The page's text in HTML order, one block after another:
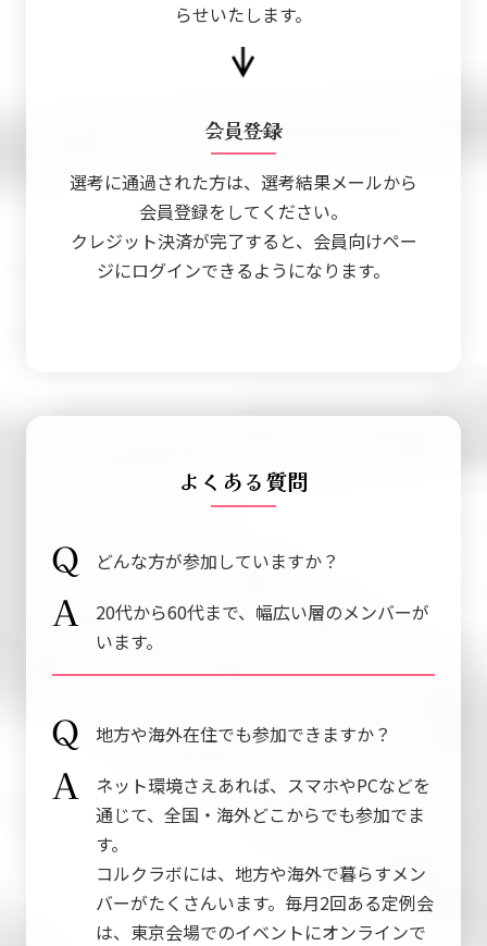
らせいたします。
会員登録
選考に通過された方は、選考結果メールから
会員登録をしてください。
クレジット決済が完了すると、会員向けペー
ジにログインできるようになります。
よくある質問
どんな方が参加していますか？
20代から60代まで、幅広い層のメンバーが
います。
地方や海外在住でも参加できますか？
ネット環境さえあれば、スマホやPCなどを
通じて、全国・海外どこからでも参加でま
す。
コルクラボには、地方や海外で暮らすメン
バーがたくさんいます。毎月2回ある定例会
は、東京会場でのイベントにオンラインで